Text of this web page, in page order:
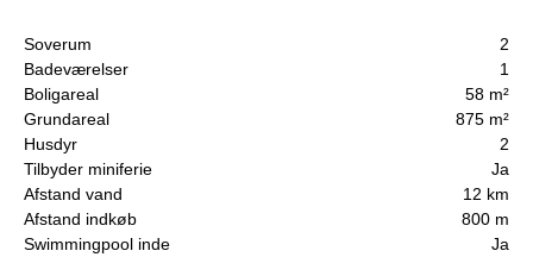
Soverum
2
Badeværelser
1
Boligareal
58 m²
Grundareal
875 m²
Husdyr
2
Tilbyder miniferie
Ja
Afstand vand
12 km
Afstand indkøb
800 m
Swimmingpool inde
Ja